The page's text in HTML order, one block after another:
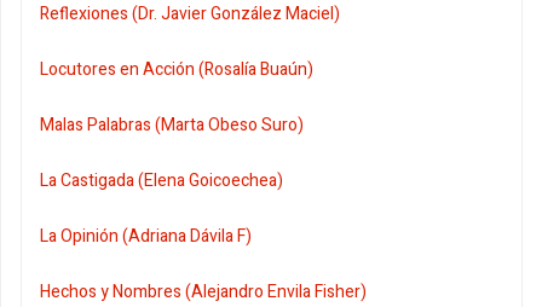
Reflexiones (Dr. Javier González Maciel)
Locutores en Acción (Rosalía Buaún)
Malas Palabras (Marta Obeso Suro)
La Castigada (Elena Goicoechea)
La Opinión (Adriana Dávila F)
Hechos y Nombres (Alejandro Envila Fisher)